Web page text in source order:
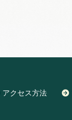
アクセス方法